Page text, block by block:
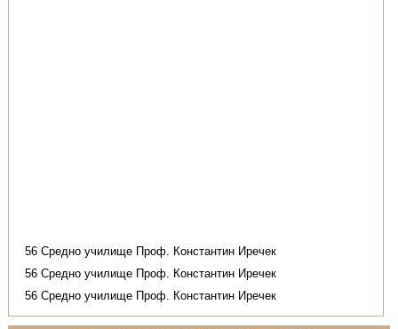
56 Средно училище Проф. Константин Иречек
56 Средно училище Проф. Константин Иречек
56 Средно училище Проф. Константин Иречек